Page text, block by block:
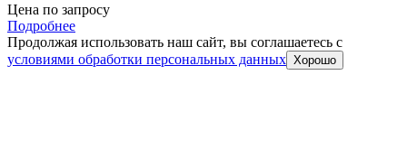
Цена по запросу
Подробнее
Продолжая использовать наш сайт, вы соглашаетесь c
условиями обработки персональных данных Хорошо